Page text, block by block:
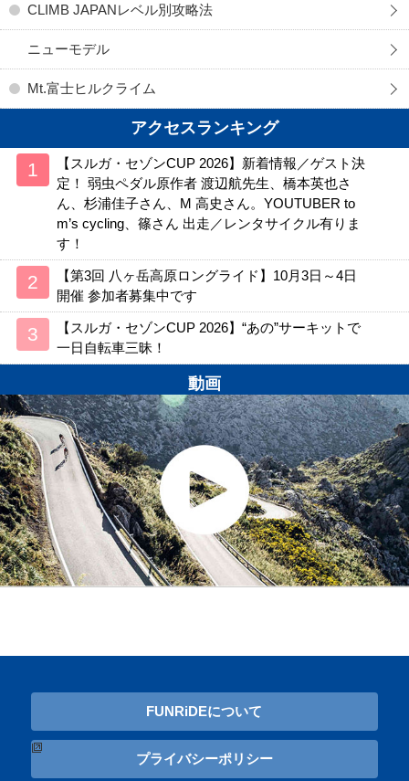
CLIMB JAPANレベル別攻略法
ニューモデル
Mt.富士ヒルクライム
アクセスランキング
【スルガ・セゾンCUP 2026】新着情報／ゲスト決
定！ 弱虫ペダル原作者 渡辺航先生、橋本英也さ
ん、杉浦佳子さん、M 高史さん。YOUTUBER to
m’s cycling、篠さん 出走／レンタサイクル有りま
す！
【第3回 八ヶ岳高原ロングライド】10月3日～4日
開催 参加者募集中です
【スルガ・セゾンCUP 2026】“あの”サーキットで
一日自転車三昧！
動画
FUNRiDEについて
プライバシーポリシー